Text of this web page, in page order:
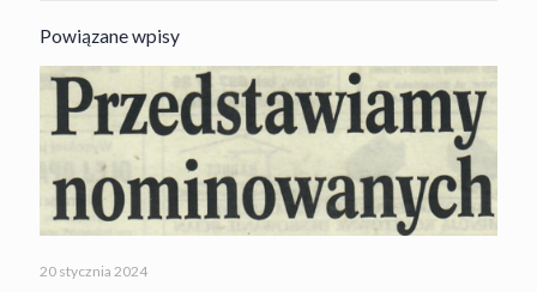
Powiązane wpisy
20 stycznia 2024